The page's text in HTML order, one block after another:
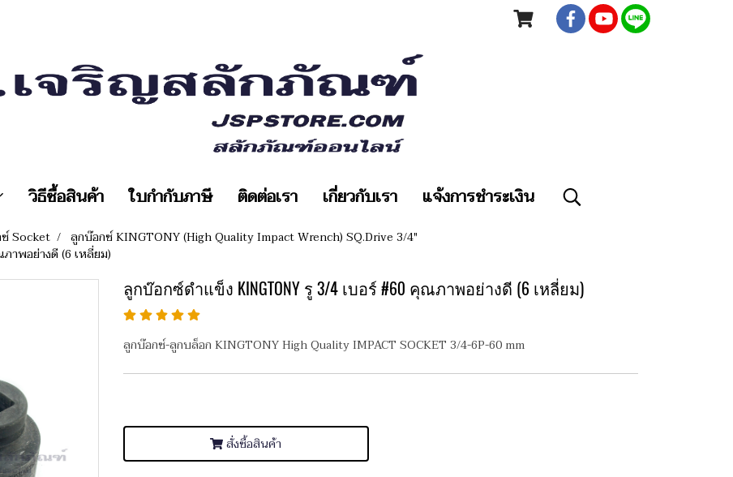
วิธีซื้อสินค้า ใบกำกับภาษี ติดต่อเรา เกี่ยวกับเรา แจ้งการชำระเงิน
Socket
ลูกบ๊อกซ์ KINGTONY (High Quality Impact Wrench) SQ.Drive 3/4"
าพอย่างดี (6 เหลี่ยม)
ลูกบ๊อกซ์ดำแข็ง KINGTONY รู 3/4 เบอร์ #60 คุณภาพอย่างดี (6 เหลี่ยม)
ลูกบ๊อกซ์-ลูกบล็อก KINGTONY High Quality IMPACT SOCKET 3/4-6P-60 mm
สั่งซื้อสินค้า